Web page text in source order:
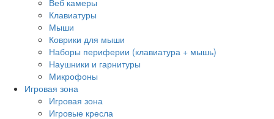
Клавиатуры
Мыши
Коврики для мыши
Наборы периферии (клавиатура + мышь)
Наушники и гарнитуры
Микрофоны
Игровая зона
Игровая зона
Игровые кресла